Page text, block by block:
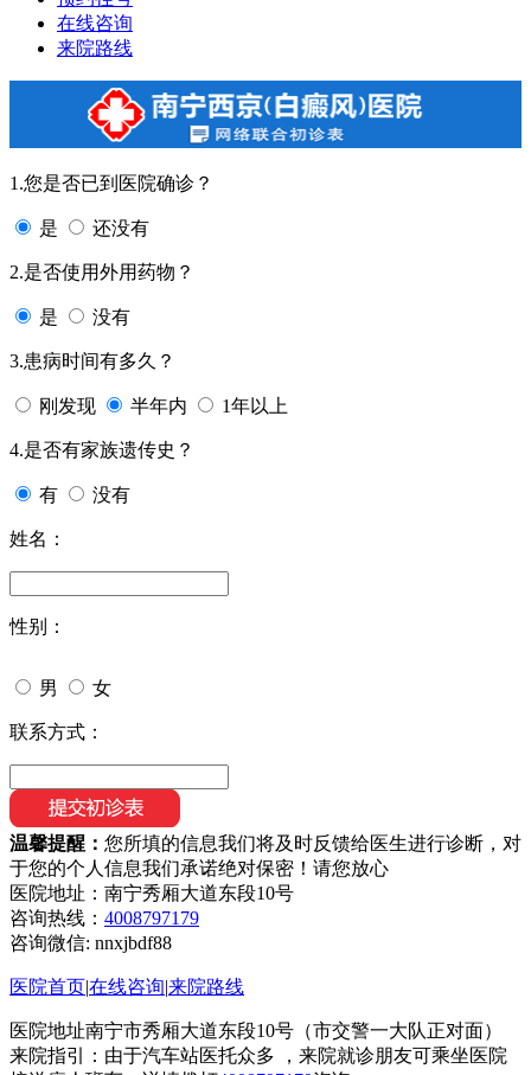
在线咨询
来院路线
1.您是否已到医院确诊？
是 还没有
2.是否使用外用药物？
是 没有
3.患病时间有多久？
刚发现 半年内 1年以上
4.是否有家族遗传史？
有 没有
姓名：
性别：
男 女
联系方式：
温馨提醒： 您所填的信息我们将及时反馈给医生进行诊断，对
于您的个人信息我们承诺绝对保密！请您放心
医院地址：南宁秀厢大道东段10号
咨询热线： 4008797179
咨询微信: nnxjbdf88
医院首页|在线咨询|来院路线
医院地址南宁市秀厢大道东段10号（市交警一大队正对面）
来院指引：由于汽车站医托众多 ，来院就诊朋友可乘坐医院